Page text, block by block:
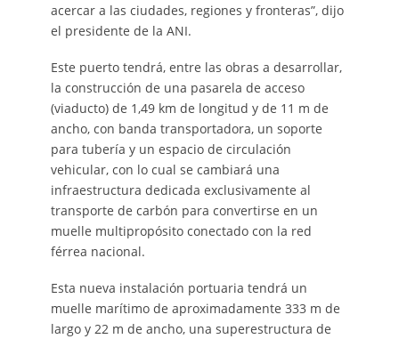
acercar a las ciudades, regiones y fronteras”, dijo
el presidente de la ANI.
Este puerto tendrá, entre las obras a desarrollar,
la construcción de una pasarela de acceso
(viaducto) de 1,49 km de longitud y de 11 m de
ancho, con banda transportadora, un soporte
para tubería y un espacio de circulación
vehicular, con lo cual se cambiará una
infraestructura dedicada exclusivamente al
transporte de carbón para convertirse en un
muelle multipropósito conectado con la red
férrea nacional.
Esta nueva instalación portuaria tendrá un
muelle marítimo de aproximadamente 333 m de
largo y 22 m de ancho, una superestructura de